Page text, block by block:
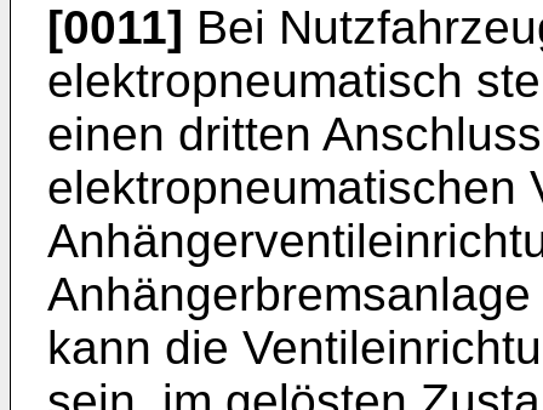
[0011] Bei
elektropneumatisch
einen dritten
elektropneumatischen
kann die